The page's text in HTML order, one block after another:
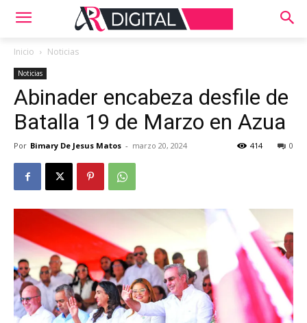
Inicio Noticias
Noticias
Abinader encabeza desfile de
Batalla 19 de Marzo en Azua
Por Bimary De Jesus Matos - marzo 20, 2024 0
414